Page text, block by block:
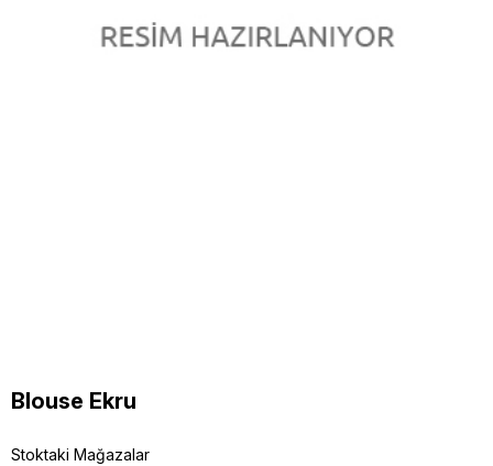
Blouse Ekru
Stoktaki Mağazalar